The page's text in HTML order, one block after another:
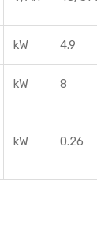
kW 4.9
kW 8
kW 0.26